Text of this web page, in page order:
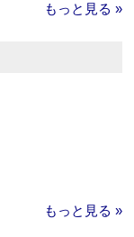
もっと見る »
もっと見る »